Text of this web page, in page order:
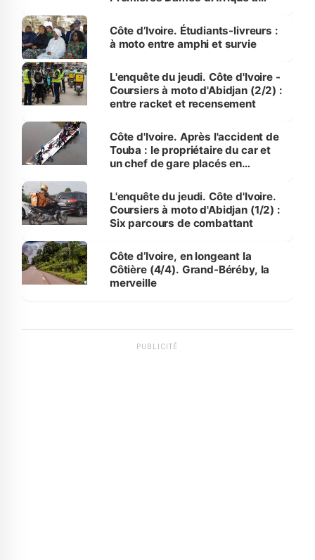
Côte d’Ivoire. Étudiants-livreurs :
à moto entre amphi et survie
L'enquête du jeudi. Côte d'Ivoire -
Coursiers à moto d'Abidjan (2/2) :
entre racket et recensement
Côte d'Ivoire. Après l'accident de
Touba : le propriétaire du car et
un chef de gare placés en
L'enquête du jeudi. Côte d'Ivoire.
Coursiers à moto d'Abidjan (1/2) :
Six parcours de combattant
Côte d’Ivoire, en longeant la
Côtière (4/4). Grand-Béréby, la
merveille
PUBLICITÉ